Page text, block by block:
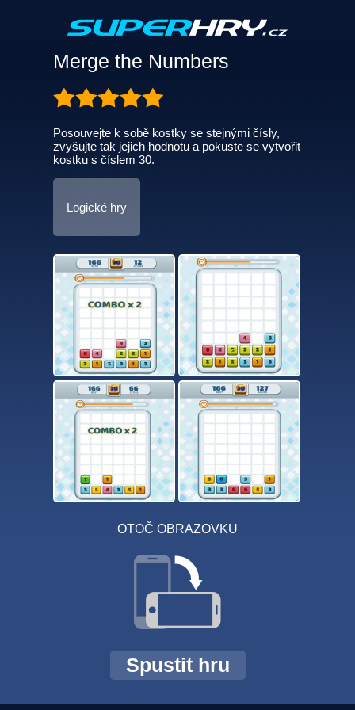
Merge the Numbers
Posouvejte k sobě kostky se stejnými čísly,
zvyšujte tak jejich hodnotu a pokuste se vytvořit
kostku s číslem 30.
Logické hry
OTOČ OBRAZOVKU
Spustit hru